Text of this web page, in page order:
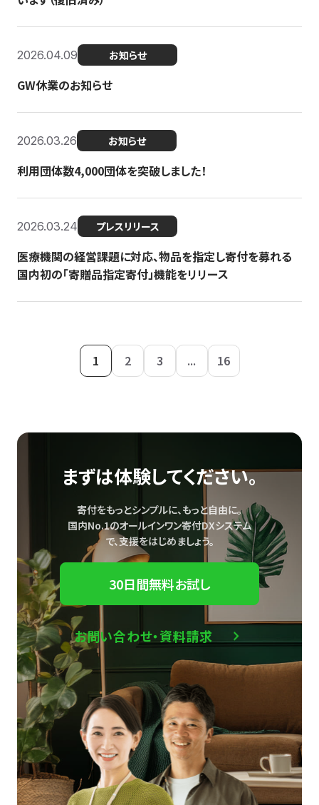
2026.04.09 お知らせ
GW休業のお知らせ
2026.03.26 お知らせ
利用団体数4,000団体を突破しました！
2026.03.24 プレスリリース
医療機関の経営課題に対応、物品を指定し寄付を募れる
国内初の「寄贈品指定寄付」機能をリリース
1 2 3 ... 16
まずは体験してください。
寄付をもっとシンプルに、もっと自由に。
国内No.1のオールインワン寄付DXシステム
で、支援をはじめましょう。
30日間無料お試し
お問い合わせ・資料請求